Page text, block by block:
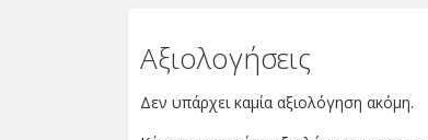
Αξιολογήσεις
Δεν υπάρχει καμία αξιολόγηση ακόμη.